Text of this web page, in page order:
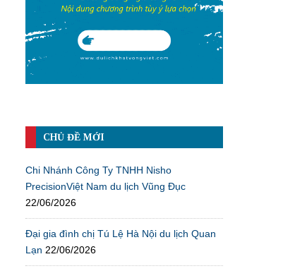
CHỦ ĐỀ MỚI
Chi Nhánh Công Ty TNHH Nisho
PrecisionViệt Nam du lịch Vũng Đục
22/06/2026
Đại gia đình chị Tú Lệ Hà Nội du lịch Quan
Lạn 22/06/2026